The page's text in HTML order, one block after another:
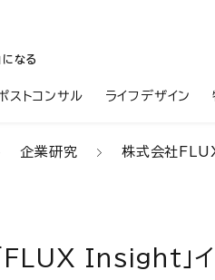
なる
ストコンサル ライフデザイン
企業研究 株式会社FLUX「
Insight」イ